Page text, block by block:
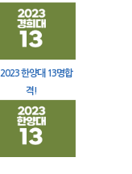
2023 한양대 13명합
격!